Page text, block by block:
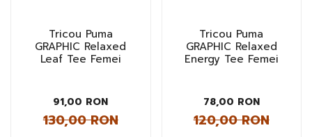
Tricou Puma
GRAPHIC Relaxed
Leaf Tee Femei
91,00 RON
130,00 RON
Tricou Puma
GRAPHIC Relaxed
Energy Tee Femei
78,00 RON
120,00 RON